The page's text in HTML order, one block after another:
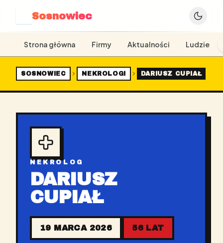
Sosnowiec
Strona główna Firmy Aktualności Ludzie
SOSNOWIEC NEKROLOGI DARIUSZ CUPIAŁ
NEKROLOG
DARIUSZ
CUPIAŁ
19 MARCA 2026 56 LAT